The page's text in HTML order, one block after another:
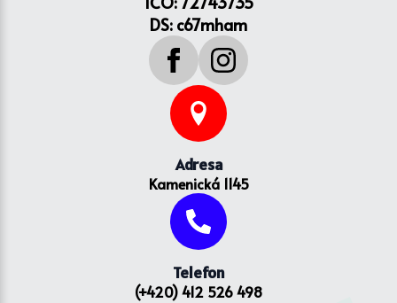
DS: c67mham
Adresa
Kamenická 1145
Telefon
(+420) 412 526 498